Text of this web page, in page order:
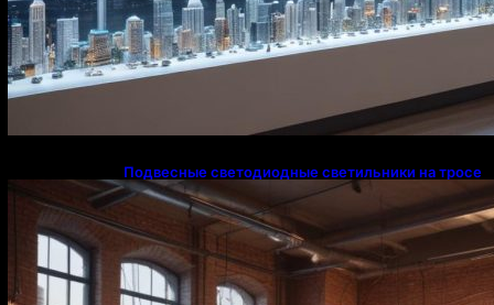
Подвесные светодиодные светильники на тросе